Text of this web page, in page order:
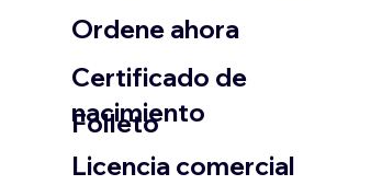
Ordene ahora
Certificado de
nacimiento
Folleto
​Licencia comercial